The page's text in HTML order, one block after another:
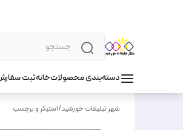
دسته‌بندی محصولاتخانهثبت
شهر تبلیغات خورشید/استیکر و برچسب